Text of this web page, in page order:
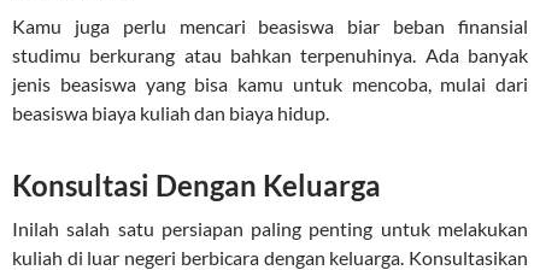
Kamu juga perlu mencari beasiswa biar beban finansial
studimu berkurang atau bahkan terpenuhinya. Ada banyak
jenis beasiswa yang bisa kamu untuk mencoba, mulai dari
beasiswa biaya kuliah dan biaya hidup.
Konsultasi Dengan Keluarga
Inilah salah satu persiapan paling penting untuk melakukan
kuliah di luar negeri berbicara dengan keluarga. Konsultasikan